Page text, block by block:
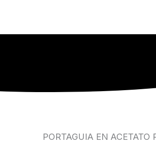
PORTAGUIA EN ACETATO